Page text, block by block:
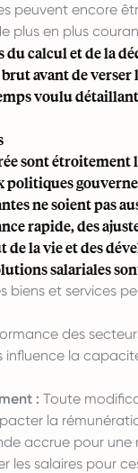
peuvent encore
plus en plus
du calcul et de la
avant de
voulu
sont
ne soient pas
rapide, des
la vie et des
salariales
biens et services
des
influence la
: Toute
la
accrue pour
les salaires pour